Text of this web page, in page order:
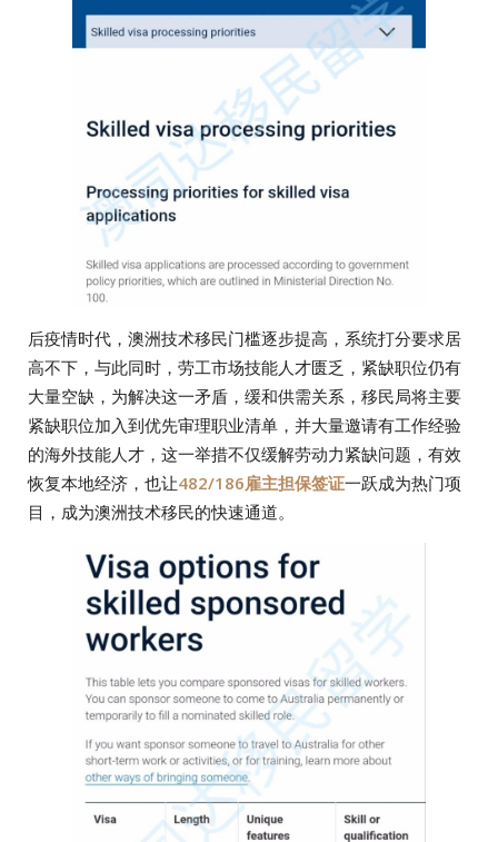
后疫情时代，澳洲技术移民门槛逐步提高，系统打分要求居
高不下，与此同时，劳工市场技能人才匮乏，紧缺职位仍有
大量空缺，为解决这一矛盾，缓和供需关系，移民局将主要
紧缺职位加入到优先审理职业清单，并大量邀请有工作经验
的海外技能人才，这一举措不仅缓解劳动力紧缺问题，有效
恢复本地经济，也让482/186雇主担保签证一跃成为热门项
目，成为澳洲技术移民的快速通道。